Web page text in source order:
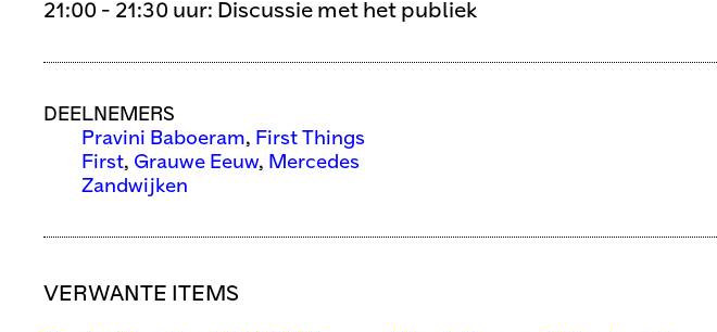
21:00 - 21:30 uur: Discussie met het publiek
DEELNEMERS
Pravini Baboeram, First Things
First, Grauwe Eeuw, Mercedes
Zandwijken
VERWANTE ITEMS